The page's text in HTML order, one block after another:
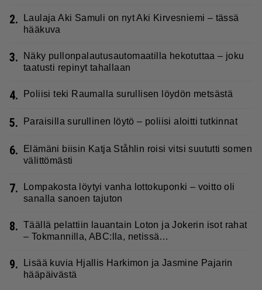
2.
Laulaja Aki Samuli on nyt Aki Kirvesniemi – tässä
hääkuva
3.
Näky pullonpalautusautomaatilla hekotuttaa – joku
taatusti repinyt tahallaan
4. Poliisi teki Raumalla surullisen löydön metsästä
5. Paraisilla surullinen löytö – poliisi aloitti tutkinnat
6.
Elämäni biisin Katja Ståhlin roisi vitsi suututti somen
välittömästi
7.
Lompakosta löytyi vanha lottokuponki – voitto oli
sanalla sanoen tajuton
8. Täällä pelattiin lauantain Loton ja Jokerin isot rahat
– Tokmannilla, ABC:lla, netissä…
9.
Lisää kuvia Hjallis Harkimon ja Jasmine Pajarin
hääpäivästä